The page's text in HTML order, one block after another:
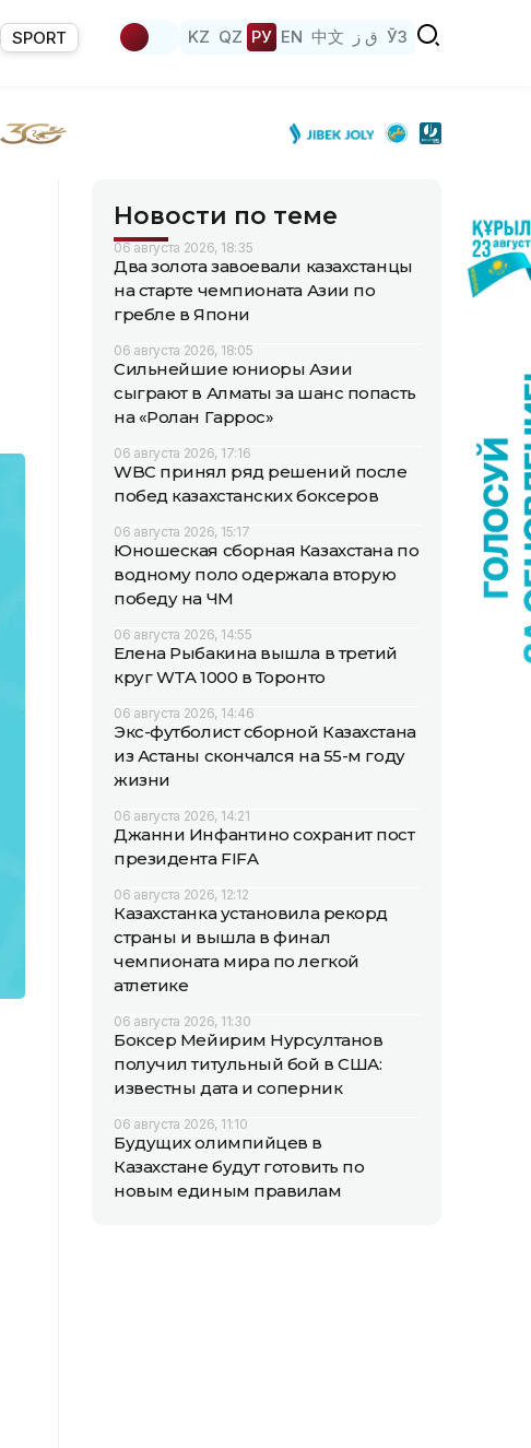
SPORT KZ QZ РУ EN 中文 ق ز ЎЗ
Новости по теме
06 августа 2026, 18:35
Два золота завоевали казахстанцы
на старте чемпионата Азии по
гребле в Япони
06 августа 2026, 18:05
Сильнейшие юниоры Азии
сыграют в Алматы за шанс попасть
на «Ролан Гаррос»
06 августа 2026, 17:16
WBC принял ряд решений после
побед казахстанских боксеров
06 августа 2026, 15:17
Юношеская сборная Казахстана по
водному поло одержала вторую
победу на ЧМ
06 августа 2026, 14:55
Елена Рыбакина вышла в третий
круг WTA 1000 в Торонто
06 августа 2026, 14:46
Экс-футболист сборной Казахстана
из Астаны скончался на 55-м году
жизни
06 августа 2026, 14:21
Джанни Инфантино сохранит пост
президента FIFA
06 августа 2026, 12:12
Казахстанка установила рекорд
страны и вышла в финал
чемпионата мира по легкой
атлетике
06 августа 2026, 11:30
Боксер Мейирим Нурсултанов
получил титульный бой в США:
известны дата и соперник
06 августа 2026, 11:10
Будущих олимпийцев в
Казахстане будут готовить по
новым единым правилам